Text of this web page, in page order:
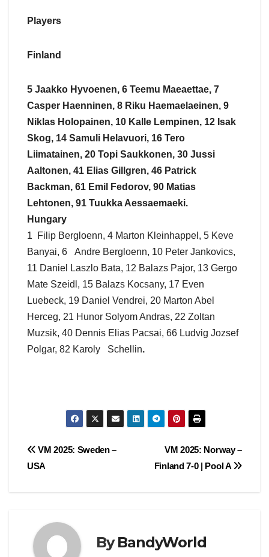
Players
Finland
5 Jaakko Hyvoenen, 6 Teemu Maeaettae, 7
Casper Haenninen, 8 Riku Haemaelaeinen, 9
Niklas Holopainen, 10 Kalle Lempinen, 12 Isak
Skog, 14 Samuli Helavuori, 16 Tero
Liimatainen, 20 Topi Saukkonen, 30 Jussi
Aaltonen, 41 Elias Gillgren, 46 Patrick
Backman, 61 Emil Fedorov, 90 Matias
Lehtonen, 91 Tuukka Aessaemaeki.
Hungary
1 Filip Bergloenn, 4 Marton Kleinhappel, 5 Keve
Banyai, 6 Andre Bergloenn, 10 Peter Jankovics,
11 Daniel Laszlo Bata, 12 Balazs Pajor, 13 Gergo
Mate Szeidl, 15 Balazs Kocsany, 17 Even
Luebeck, 19 Daniel Vendrei, 20 Marton Abel
Herceg, 21 Hunor Solyom Andras, 22 Zoltan
Muzsik, 40 Dennis Elias Pacsai, 66 Ludvig Jozsef
Polgar, 82 Karoly Schellin.
Post
VM 2025: Norway –
Finland 7-0 | Pool A
VM 2025: Sweden –
USA
ByBandyWorld